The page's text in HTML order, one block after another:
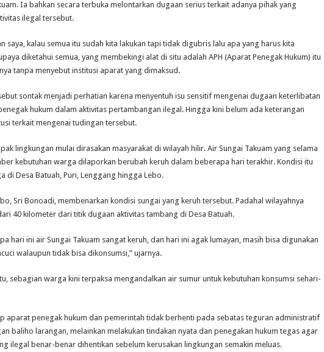
Ia bahkan secara terbuka melontarkan dugaan serius terkait adanya pihak yang
ilegal tersebut.
saya, kalau semua itu sudah kita lakukan tapi tidak digubris lalu apa yang harus kita
diketahui semua, yang membekingi alat di situ adalah APH (Aparat Penegak Hukum) itu
tanpa menyebut institusi aparat yang dimaksud.
sontak menjadi perhatian karena menyentuh isu sensitif mengenai dugaan keterlibatan
hukum dalam aktivitas pertambangan ilegal. Hingga kini belum ada keterangan
terkait mengenai tudingan tersebut.
lingkungan mulai dirasakan masyarakat di wilayah hilir. Air Sungai Takuam yang selama
kebutuhan warga dilaporkan berubah keruh dalam beberapa hari terakhir. Kondisi itu
di Desa Batuah, Puri, Lenggang hingga Lebo.
Sri Bonoadi, membenarkan kondisi sungai yang keruh tersebut. Padahal wilayahnya
40 kilometer dari titik dugaan aktivitas tambang di Desa Batuah.
hari ini air Sungai Takuam sangat keruh, dan hari ini agak lumayan, masih bisa digunakan
walaupun tidak bisa dikonsumsi,” ujarnya.
sebagian warga kini terpaksa mengandalkan air sumur untuk kebutuhan konsumsi sehari-
aparat penegak hukum dan pemerintah tidak berhenti pada sebatas teguran administratif
baliho larangan, melainkan melakukan tindakan nyata dan penegakan hukum tegas agar
ilegal benar-benar dihentikan sebelum kerusakan lingkungan semakin meluas.